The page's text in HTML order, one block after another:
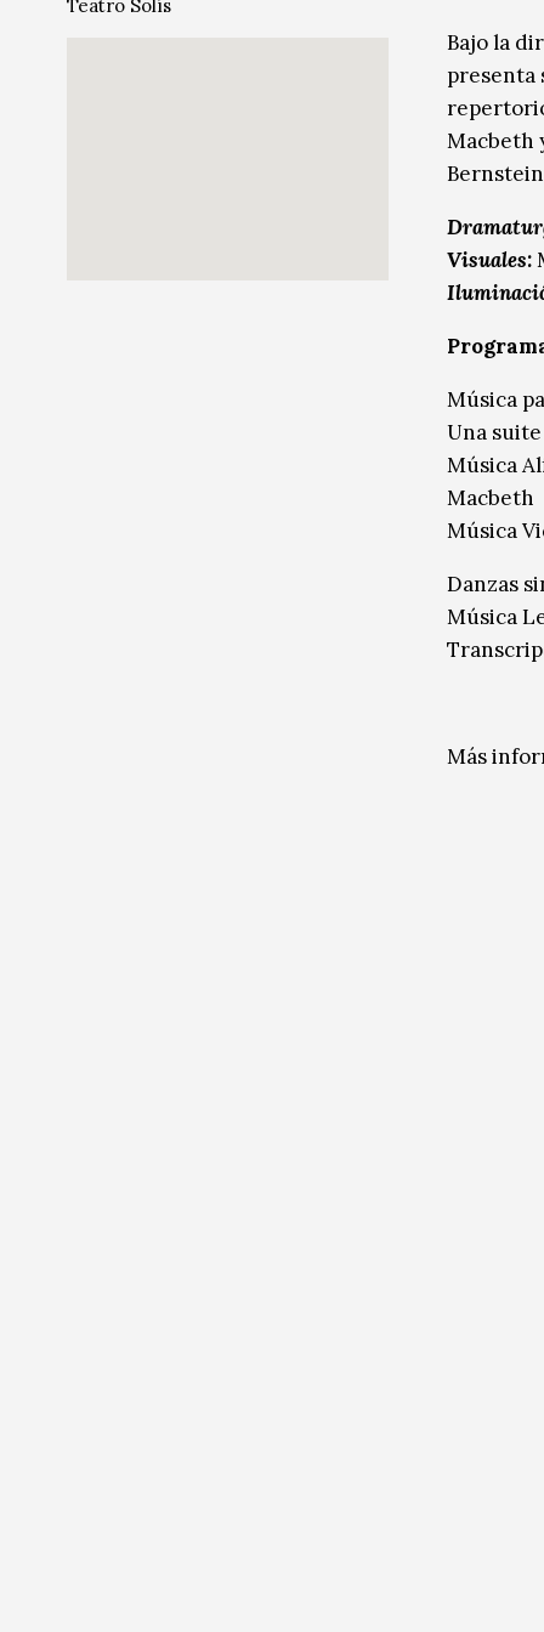
Bajo la
presenta
Macbeth
Bernstein
Visuales:
Música
Una
Música
Macbeth
Música
Danzas
Música
Más
Teatro Solís